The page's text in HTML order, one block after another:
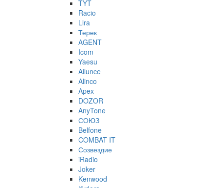
TYT
Racio
Lira
Терек
AGENT
Icom
Yaesu
Ailunce
Alinco
Apex
DOZOR
AnyTone
СОЮЗ
Belfone
COMBAT IT
Созвездие
iRadio
Joker
Kenwood